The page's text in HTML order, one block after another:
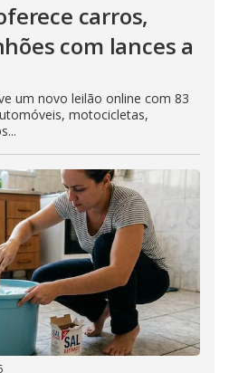
carros,
com lances a
um novo leilão online com 83
motocicletas,